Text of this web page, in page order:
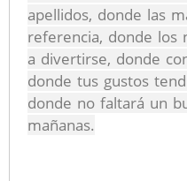
apellidos, donde las
referencia, donde los
a divertirse, donde
donde tus gustos
donde no faltará un
mañanas.